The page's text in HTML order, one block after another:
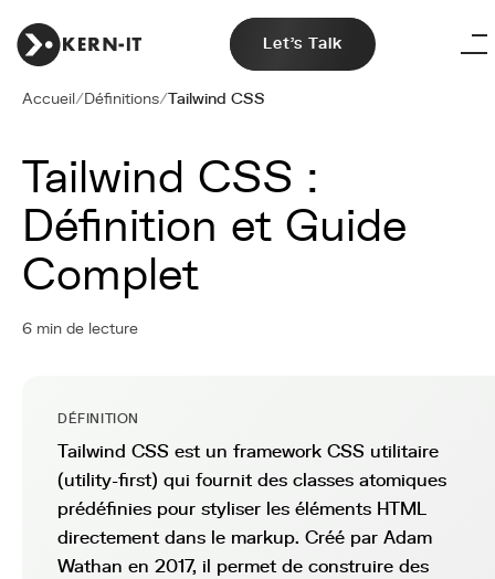
Let's Talk
Accueil/Définitions/Tailwind CSS
Tailwind CSS :
Définition et Guide
Complet
6 min de lecture
DÉFINITION
Tailwind CSS est un framework CSS utilitaire
(utility-first) qui fournit des classes atomiques
prédéfinies pour styliser les éléments HTML
directement dans le markup. Créé par Adam
Wathan en 2017, il permet de construire des